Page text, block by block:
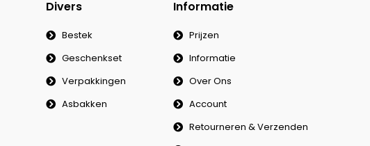
Divers
Bestek
Geschenkset
Verpakkingen
Asbakken
Informatie
Prijzen
Informatie
Over Ons
Account
Retourneren & Verzenden